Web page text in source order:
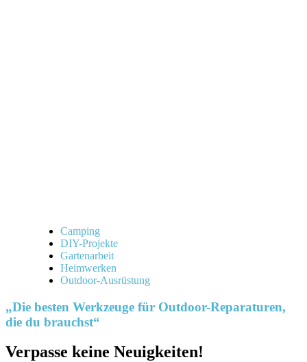
Camping
DIY-Projekte
Gartenarbeit
Heimwerken
Outdoor-Ausrüstung
„Die besten Werkzeuge für Outdoor-Reparaturen,
die du brauchst“
Verpasse keine Neuigkeiten!